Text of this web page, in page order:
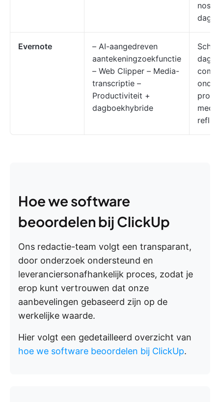
Evernote
– AI-aangedreven
aantekeningzoekfunctie
– Web Clipper – Media-
transcriptie –
Productiviteit +
dagboekhybride
Hoe we software
beoordelen bij ClickUp
Ons redactie-team volgt een transparant,
door onderzoek ondersteund en
leveranciersonafhankelijk proces, zodat je
erop kunt vertrouwen dat onze
aanbevelingen gebaseerd zijn op de
werkelijke waarde.
Hier volgt een gedetailleerd overzicht van
hoe we software beoordelen bij ClickUp.